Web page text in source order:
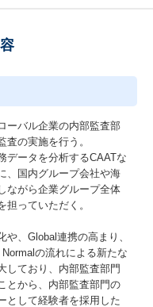
ーバル企業の内部監査部
の実施を行う。
データを分析するCAATな
、国内グループ会社や海
ながら企業グループ全体
っていただく。
、Global連携の高まり、
の流れによる新たな
しており、内部監査部門
とから、内部監査部門の
として経験者を採用した